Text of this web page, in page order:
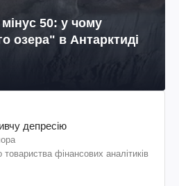
50: у чому
озера" в Антарктиді
депресію
товариства фінансових аналітиків